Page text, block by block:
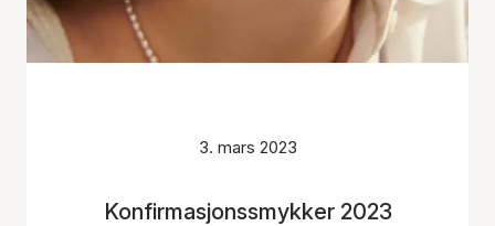
3. mars 2023
Konfirmasjonssmykker 2023